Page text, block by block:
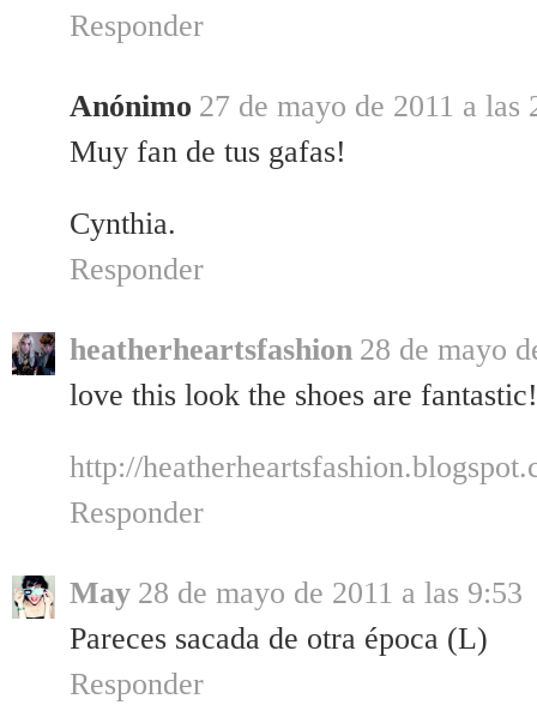
Responder
Anónimo 27 de mayo de 2011 a las
Muy fan de tus gafas!
Cynthia.
Responder
heatherheartsfashion 28 de mayo
love this look the shoes are fantastic!
http://
Responder
May 28 de mayo de 2011 a las 9:53
Pareces sacada de otra época (L)
Responder